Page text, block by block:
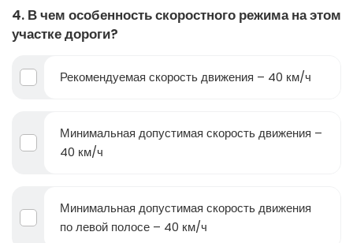
4. В чем особенность скоростного режима на этом
участке дороги?
Рекомендуемая скорость движения – 40 км/ч
Минимальная допустимая скорость движения –
40 км/ч
Минимальная допустимая скорость движения
по левой полосе – 40 км/ч